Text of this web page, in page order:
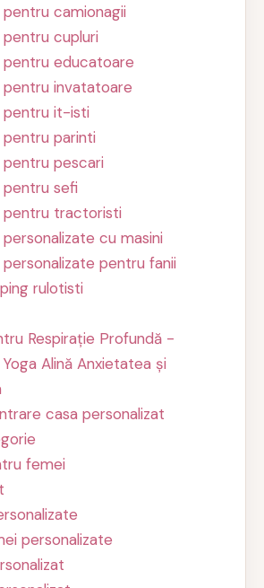
pentru camionagii
pentru cupluri
pentru educatoare
pentru invatatoare
pentru it-isti
pentru parinti
pentru pescari
pentru sefi
pentru tractoristi
personalizate cu masini
personalizate pentru fanii
rulotisti
Respirație Profundă -
Alină Anxietatea și
casa personalizat
femei
personalizate